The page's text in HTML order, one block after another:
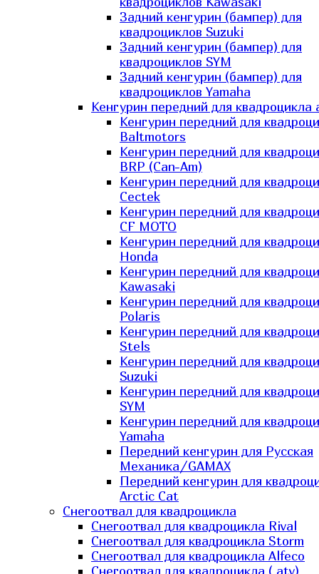
Задний кенгурин (бампер) для
квадроциклов Suzuki
Задний кенгурин (бампер) для
квадроциклов SYM
Задний кенгурин (бампер) для
квадроциклов Yamaha
Кенгурин передний для квадроцикла
Кенгурин передний для
Baltmotors
Кенгурин передний для
BRP (Can-Am)
Кенгурин передний для
Cectek
Кенгурин передний для
CF MOTO
Кенгурин передний для
Honda
Кенгурин передний для
Kawasaki
Кенгурин передний для
Polaris
Кенгурин передний для
Stels
Кенгурин передний для
Suzuki
Кенгурин передний для
SYM
Кенгурин передний для
Yamaha
Передний кенгурин для Русская
Механика/GAMAX
Передний кенгурин для
Arctic Cat
Снегоотвал для квадроцикла
Снегоотвал для квадроцикла Rival
Снегоотвал для квадроцикла Storm
Снегоотвал для квадроцикла Alfeco
Снегоотвал для квадроцикла ( atv)